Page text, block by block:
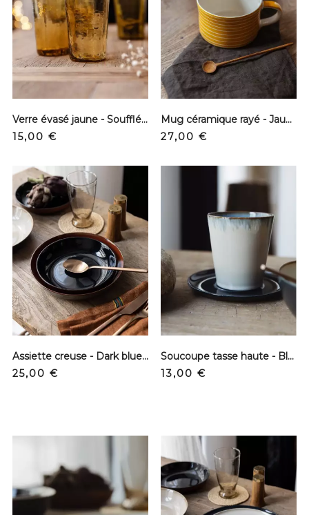
Verre évasé jaune - Soufflé bouche
Precio
15,00 €
Mug céramique rayé - Jaune
Precio
27,00 €
Assiette creuse - Dark blue et rouille - S
Precio
25,00 €
Soucoupe tasse haute - Blue dark
Precio
13,00 €